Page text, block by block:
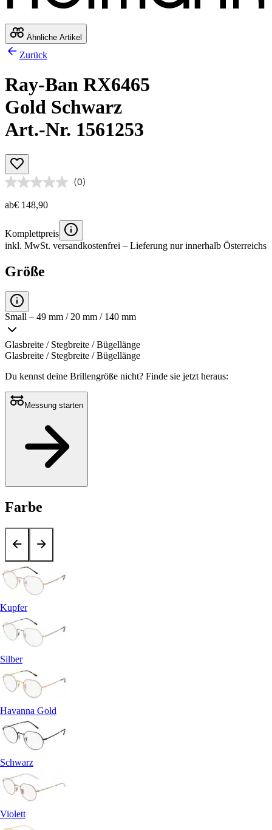
Ähnliche Artikel
Zurück
Ray-Ban RX6465
Gold Schwarz
Art.-Nr. 1561253
(0)
ab€ 148,90
Komplettpreis
inkl. MwSt. versandkostenfrei – Lieferung nur innerhalb Österreichs
Größe
Small – 49 mm / 20 mm / 140 mm
Glasbreite / Stegbreite / Bügellänge
Glasbreite / Stegbreite / Bügellänge
Du kennst deine Brillengröße nicht? Finde sie jetzt heraus:
Messung starten
Farbe
Kupfer
Silber
Havanna Gold
Schwarz
Violett